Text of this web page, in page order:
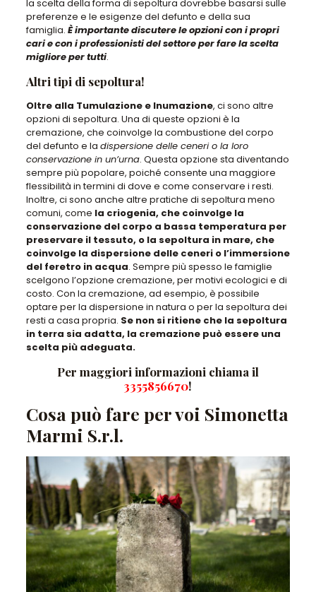
la scelta della forma di sepoltura dovrebbe basarsi sulle
preferenze e le esigenze del defunto e della sua
famiglia. È importante discutere le opzioni con i propri
cari e con i professionisti del settore per fare la scelta
migliore per tutti.
Altri tipi di sepoltura!
Oltre alla Tumulazione e Inumazione, ci sono altre
opzioni di sepoltura. Una di queste opzioni è la
cremazione, che coinvolge la combustione del corpo
del defunto e la dispersione delle ceneri o la loro
conservazione in un’urna. Questa opzione sta diventando
sempre più popolare, poiché consente una maggiore
flessibilità in termini di dove e come conservare i resti.
Inoltre, ci sono anche altre pratiche di sepoltura meno
comuni, come la criogenia, che coinvolge la
conservazione del corpo a bassa temperatura per
preservare il tessuto, o la sepoltura in mare, che
coinvolge la dispersione delle ceneri o l’immersione
del feretro in acqua. Sempre più spesso le famiglie
scelgono l’opzione cremazione, per motivi ecologici e di
costo. Con la cremazione, ad esempio, è possibile
optare per la dispersione in natura o per la sepoltura dei
resti a casa propria. Se non si ritiene che la sepoltura
in terra sia adatta, la cremazione può essere una
scelta più adeguata.
Per maggiori informazioni chiama il
3355856670!
Cosa può fare per voi Simonetta
Marmi S.r.l.